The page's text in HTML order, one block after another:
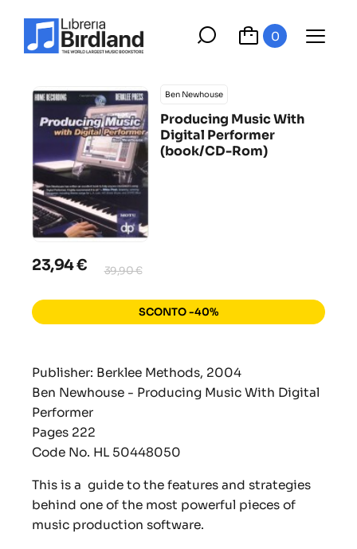
0
Ben Newhouse
Producing Music With
Digital Performer
(book/CD-Rom)
23,94 € 39,90 €
SCONTO -40%
Publisher: Berklee Methods, 2004
Ben Newhouse - Producing Music With Digital
Performer
Pages 222
Code No. HL 50448050
This is a guide to the features and strategies
behind one of the most powerful pieces of
music production software.